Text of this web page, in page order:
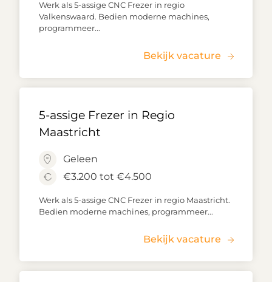
Werk als 5-assige CNC Frezer in regio
Valkenswaard. Bedien moderne machines,
programmeer...
Bekijk vacature
5-assige Frezer in Regio
Maastricht
Geleen
€3.200 tot €4.500
Werk als 5-assige CNC Frezer in regio Maastricht.
Bedien moderne machines, programmeer...
Bekijk vacature